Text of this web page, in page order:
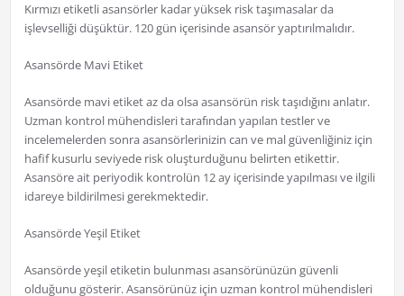
Kırmızı etiketli asansörler kadar yüksek risk taşımasalar da
işlevselliği düşüktür. 120 gün içerisinde asansör yaptırılmalıdır.
Asansörde Mavi Etiket
Asansörde mavi etiket az da olsa asansörün risk taşıdığını anlatır.
Uzman kontrol mühendisleri tarafından yapılan testler ve
incelemelerden sonra asansörlerinizin can ve mal güvenliğiniz için
hafif kusurlu seviyede risk oluşturduğunu belirten etikettir.
Asansöre ait periyodik kontrolün 12 ay içerisinde yapılması ve ilgili
idareye bildirilmesi gerekmektedir.
Asansörde Yeşil Etiket
Asansörde yeşil etiketin bulunması asansörünüzün güvenli
olduğunu gösterir. Asansörünüz için uzman kontrol mühendisleri